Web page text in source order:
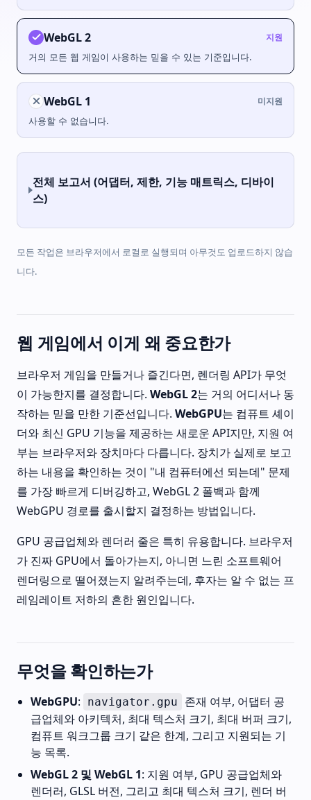
WebGL 2 지원
거의 모든 웹 게임이 사용하는 믿을 수 있는 기준입니다.
WebGL 1 미지원
사용할 수 없습니다.
전체 보고서 (어댑터, 제한, 기능 매트릭스, 디바이
스)
모든 작업은 브라우저에서 로컬로 실행되며 아무것도 업로드하지 않습
니다.
웹 게임에서 이게 왜 중요한가
브라우저 게임을 만들거나 즐긴다면, 렌더링 API가 무엇
이 가능한지를 결정합니다. WebGL 2는 거의 어디서나 동
작하는 믿을 만한 기준선입니다. WebGPU는 컴퓨트 셰이
더와 최신 GPU 기능을 제공하는 새로운 API지만, 지원 여
부는 브라우저와 장치마다 다릅니다. 장치가 실제로 보고
하는 내용을 확인하는 것이 "내 컴퓨터에선 되는데" 문제
를 가장 빠르게 디버깅하고, WebGL 2 폴백과 함께
WebGPU 경로를 출시할지 결정하는 방법입니다.
GPU 공급업체와 렌더러 줄은 특히 유용합니다. 브라우저
가 진짜 GPU에서 돌아가는지, 아니면 느린 소프트웨어
렌더링으로 떨어졌는지 알려주는데, 후자는 알 수 없는 프
레임레이트 저하의 흔한 원인입니다.
무엇을 확인하는가
WebGPU: navigator.gpu
존재 여부, 어댑터 공
급업체와 아키텍처, 최대 텍스처 크기, 최대 버퍼 크기,
컴퓨트 워크그룹 크기 같은 한계, 그리고 지원되는 기
능 목록.
WebGL 2 및 WebGL 1: 지원 여부, GPU 공급업체와
렌더러, GLSL 버전, 그리고 최대 텍스처 크기, 렌더 버